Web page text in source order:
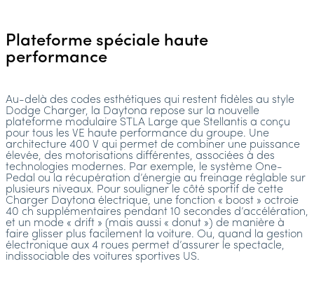
Plateforme spéciale haute
performance
Au-delà des codes esthétiques qui restent fidèles au style
Dodge Charger, la Daytona repose sur la nouvelle
plateforme modulaire STLA Large que Stellantis a conçu
pour tous les VE haute performance du groupe. Une
architecture 400 V qui permet de combiner une puissance
élevée, des motorisations différentes, associées à des
technologies modernes. Par exemple, le système One-
Pedal ou la récupération d’énergie au freinage réglable sur
plusieurs niveaux. Pour souligner le côté sportif de cette
Charger Daytona électrique, une fonction « boost » octroie
40 ch supplémentaires pendant 10 secondes d’accélération,
et un mode « drift » (mais aussi « donut ») de manière à
faire glisser plus facilement la voiture. Ou, quand la gestion
électronique aux 4 roues permet d’assurer le spectacle,
indissociable des voitures sportives US.